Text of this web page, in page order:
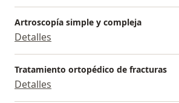
Artroscopía simple y compleja
Detalles
Tratamiento ortopédico de fracturas
Detalles